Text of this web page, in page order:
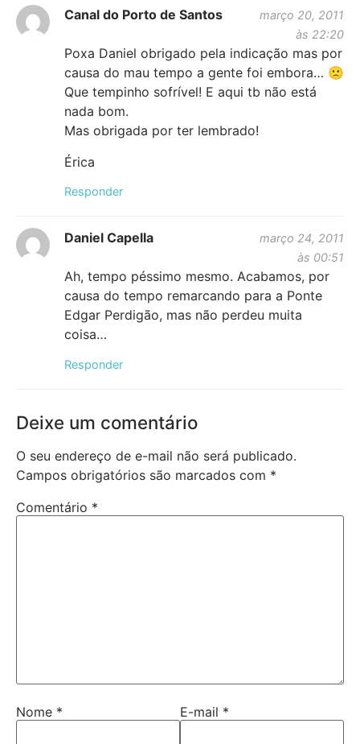
Canal do Porto de Santos
março 20, 2011
às 22:20
Poxa Daniel obrigado pela indicação mas por
causa do mau tempo a gente foi embora… 🙁
Que tempinho sofrível! E aqui tb não está
nada bom.
Mas obrigada por ter lembrado!
Érica
Responder
Daniel Capella
março 24, 2011
às 00:51
Ah, tempo péssimo mesmo. Acabamos, por
causa do tempo remarcando para a Ponte
Edgar Perdigão, mas não perdeu muita
coisa…
Responder
Deixe um comentário
O seu endereço de e-mail não será publicado.
Campos obrigatórios são marcados com *
Comentário *
Nome * E-mail *